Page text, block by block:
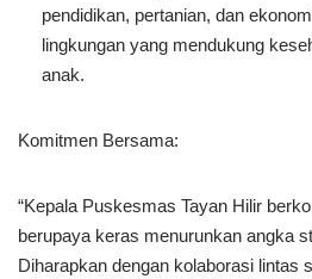
pendidikan, pertanian, dan
lingkungan yang mendukung
anak.
Komitmen Bersama:
“Kepala Puskesmas Tayan Hilir
berupaya keras menurunkan angka
Diharapkan dengan kolaborasi lintas